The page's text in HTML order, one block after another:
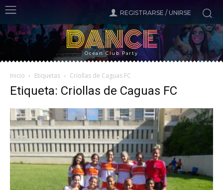
REGISTRARSE / UNIRSE
DANCE
Ocean Club Party
Inicio Etiquetas Criollas de Caguas FC
Etiqueta: Criollas de Caguas FC